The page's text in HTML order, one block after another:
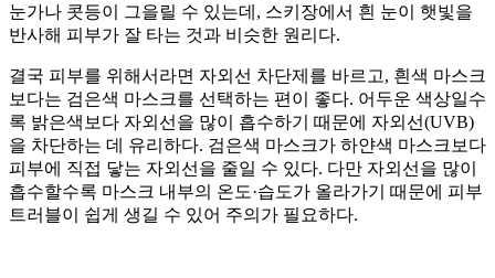
눈가나 콧등이 그을릴 수 있는데, 스키장에서 흰 눈이 햇빛을
반사해 피부가 잘 타는 것과 비슷한 원리다.
결국 피부를 위해서라면 자외선 차단제를 바르고, 흰색 마스크
보다는 검은색 마스크를 선택하는 편이 좋다. 어두운 색상일수
록 밝은색보다 자외선을 많이 흡수하기 때문에 자외선(UVB)
을 차단하는 데 유리하다. 검은색 마스크가 하얀색 마스크보다
피부에 직접 닿는 자외선을 줄일 수 있다. 다만 자외선을 많이
흡수할수록 마스크 내부의 온도·습도가 올라가기 때문에 피부
트러블이 쉽게 생길 수 있어 주의가 필요하다.